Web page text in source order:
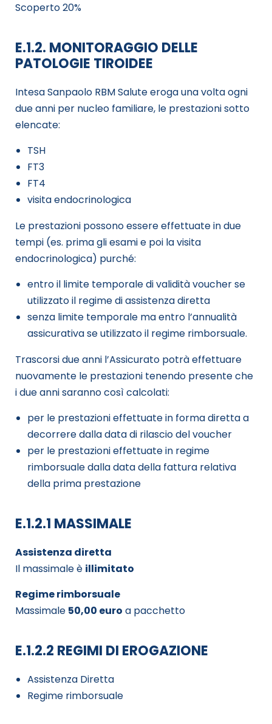
Scoperto 20%
E.1.2. MONITORAGGIO DELLE
PATOLOGIE TIROIDEE
Intesa Sanpaolo RBM Salute eroga una volta ogni
due anni per nucleo familiare, le prestazioni sotto
elencate:
TSH
FT3
FT4
visita endocrinologica
Le prestazioni possono essere effettuate in due
tempi (es. prima gli esami e poi la visita
endocrinologica) purché:
entro il limite temporale di validità voucher se
utilizzato il regime di assistenza diretta
senza limite temporale ma entro l’annualità
assicurativa se utilizzato il regime rimborsuale.
Trascorsi due anni l’Assicurato potrà effettuare
nuovamente le prestazioni tenendo presente che
i due anni saranno così calcolati:
per le prestazioni effettuate in forma diretta a
decorrere dalla data di rilascio del voucher
per le prestazioni effettuate in regime
rimborsuale dalla data della fattura relativa
della prima prestazione
E.1.2.1 MASSIMALE
Assistenza diretta
Il massimale è illimitato
Regime rimborsuale
Massimale 50,00 euro a pacchetto
E.1.2.2 REGIMI DI EROGAZIONE
Assistenza Diretta
Regime rimborsuale